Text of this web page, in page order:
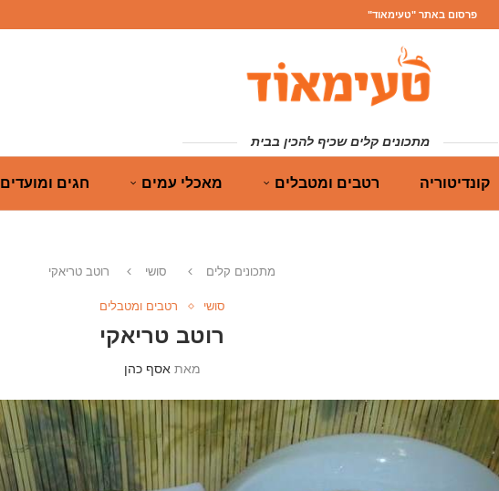
פרסום באתר "טעימאוד"
מתכונים קלים שכיף להכין בבית
קונדיטוריה רטבים ומטבלים מאכלי עמים חגים ומועדים
מתכונים קלים סושי רוטב טריאקי
סושי רטבים ומטבלים
רוטב טריאקי
מאת אסף כהן